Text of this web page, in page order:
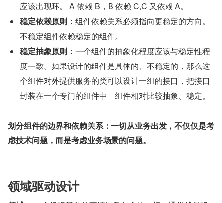
应该出现环。 A 依赖 B，B 依赖 C,C 又依赖 A。
稳定依赖原则： 组件依赖关系必须指向更稳定的方向。
不稳定组件依赖稳定的组件。
稳定抽象原则： 一个组件的抽象化程度应该与稳定性程
度一致。如果设计的组件是具体的、不稳定的，那么这
个组件对外提供服务的类可以设计一组的接口，把接口
封装在一个专门的组件中，组件相对比较抽象、稳定。
划分组件的边界和依赖关系：一切从业务出发，不仅仅是考
虑技术问题，而是考虑业务场景的问题。
领域驱动设计